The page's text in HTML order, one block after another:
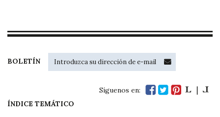
BOLETÍN
Síguenos en:
ÍNDICE TEMÁTICO